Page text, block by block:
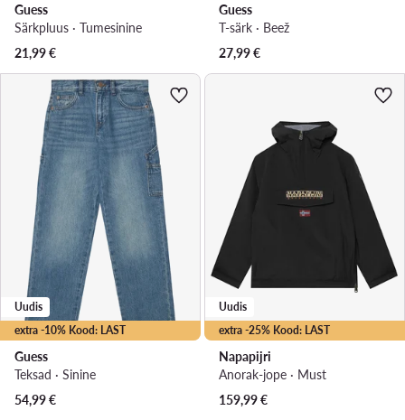
Guess
Särkpluus · Tumesinine
21,99€
Guess
T-särk · Beež
27,99€
extra -10% Kood: LAST
Uudis
Guess
Teksad · Sinine
54,99€
extra -25% Kood: LAST
Uudis
Napapijri
Anorak-jope · Must
159,99€